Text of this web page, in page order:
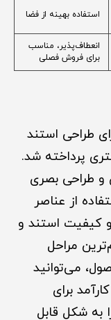
استفاده بهینه از فضا
انعطاف‌پذیر، مناسب
برای فروش فصلی
طراحی استند
پرداخته شد.
و طراحی بصری
از عناصر
کیفیت استند و
مراحل
می‌توانید
برای
به شکل قابل